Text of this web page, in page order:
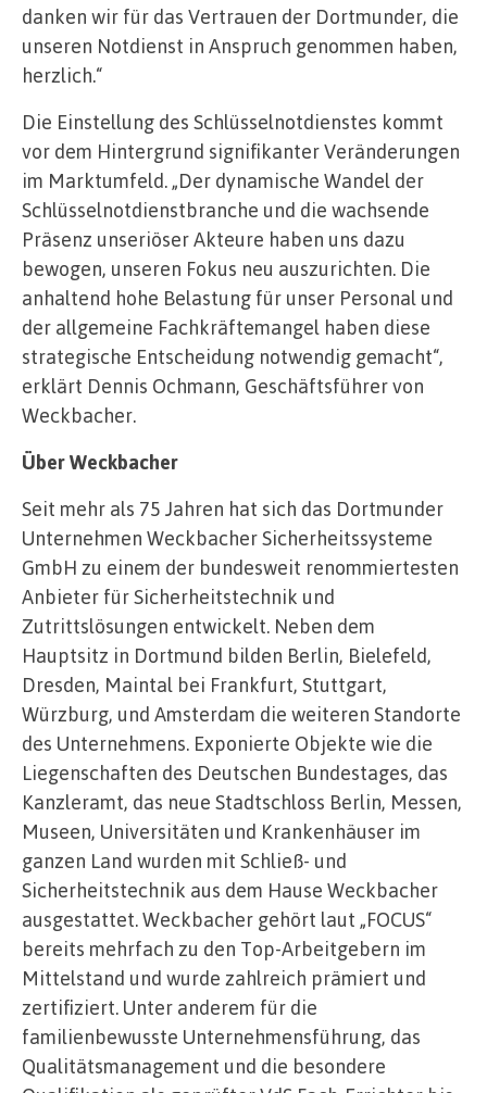
danken wir für das Vertrauen der Dortmunder, die
unseren Notdienst in Anspruch genommen haben,
herzlich.“
Die Einstellung des Schlüsselnotdienstes kommt
vor dem Hintergrund signifikanter Veränderungen
im Marktumfeld. „Der dynamische Wandel der
Schlüsselnotdienstbranche und die wachsende
Präsenz unseriöser Akteure haben uns dazu
bewogen, unseren Fokus neu auszurichten. Die
anhaltend hohe Belastung für unser Personal und
der allgemeine Fachkräftemangel haben diese
strategische Entscheidung notwendig gemacht“,
erklärt Dennis Ochmann, Geschäftsführer von
Weckbacher.
Über Weckbacher
Seit mehr als 75 Jahren hat sich das Dortmunder
Unternehmen Weckbacher Sicherheitssysteme
GmbH zu einem der bundesweit renommiertesten
Anbieter für Sicherheitstechnik und
Zutrittslösungen entwickelt. Neben dem
Hauptsitz in Dortmund bilden Berlin, Bielefeld,
Dresden, Maintal bei Frankfurt, Stuttgart,
Würzburg, und Amsterdam die weiteren Standorte
des Unternehmens. Exponierte Objekte wie die
Liegenschaften des Deutschen Bundestages, das
Kanzleramt, das neue Stadtschloss Berlin, Messen,
Museen, Universitäten und Krankenhäuser im
ganzen Land wurden mit Schließ- und
Sicherheitstechnik aus dem Hause Weckbacher
ausgestattet. Weckbacher gehört laut „FOCUS“
bereits mehrfach zu den Top-Arbeitgebern im
Mittelstand und wurde zahlreich prämiert und
zertifiziert. Unter anderem für die
familienbewusste Unternehmensführung, das
Qualitätsmanagement und die besondere